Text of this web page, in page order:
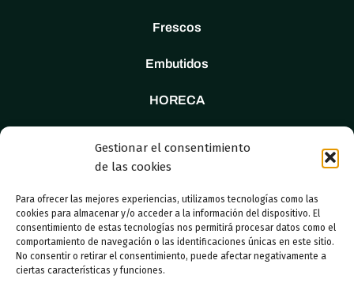
Gestionar el consentimiento
de las cookies
Para ofrecer las mejores experiencias, utilizamos tecnologías como las
cookies para almacenar y/o acceder a la información del dispositivo. El
consentimiento de estas tecnologías nos permitirá procesar datos como el
comportamiento de navegación o las identificaciones únicas en este sitio.
No consentir o retirar el consentimiento, puede afectar negativamente a
ciertas características y funciones.
Frescos
Embutidos
HORECA
Nosotros
Contacto